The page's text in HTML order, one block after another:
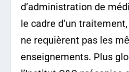
d’administration de
le cadre d’un
ne requièrent pas les
enseignements. Plus